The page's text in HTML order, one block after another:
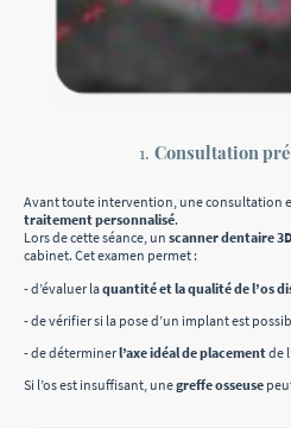
1. Consultation
Avant toute intervention, une consultation
traitement personnalisé.
Lors de cette séance, un scanner dentaire 3D
cabinet. Cet examen permet :
- d’évaluer laquantité et la qualité de l’os
- de vérifier si la pose d’un implant est
- de déterminerl’axe idéal de placementde
Si l’os est insuffisant, unegreffe osseuse